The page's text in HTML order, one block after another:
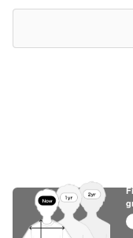
店頭在庫を確